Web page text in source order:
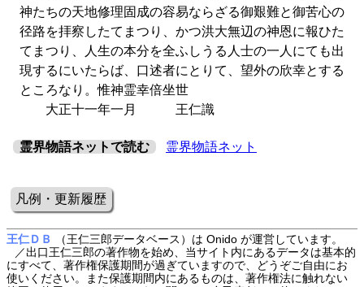
神たちの天地修理固成の容易ならざる御艱難と御苦心の
径路を拝察したてまつり、かつ洪大無辺の神恩に報ひた
てまつり、人生の本分を全ふしうる人士の一人にても出
現するにいたらば、口述者にとりて、望外の欣幸とする
ところなり。惟神霊幸倍坐世
大正十一年一月 王仁識
霊界物語ネットで読む 霊界物語ネット
凡例・更新履歴
王仁ＤＢ
（王仁三郎データベース）は Onido が運営しています。
／出口王仁三郎の著作物を始め、当サイト内にあるデータは基本的
にすべて、著作権保護期間が過ぎていますので、どうぞご自由にお
使いください。また保護期間内にあるものは、著作権法に触れない